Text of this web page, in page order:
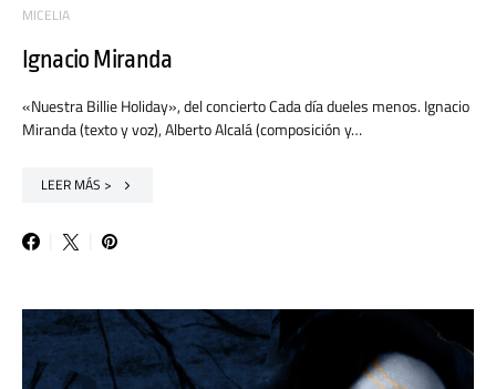
MICELIA
Ignacio Miranda
«Nuestra Billie Holiday», del concierto Cada día dueles menos. Ignacio
Miranda (texto y voz), Alberto Alcalá (composición y…
LEER MÁS >